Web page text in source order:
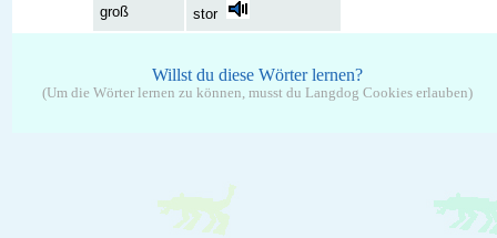
groß stor
Willst du diese Wörter lernen?
(Um die Wörter lernen zu können, musst du Langdog Cookies erlauben)